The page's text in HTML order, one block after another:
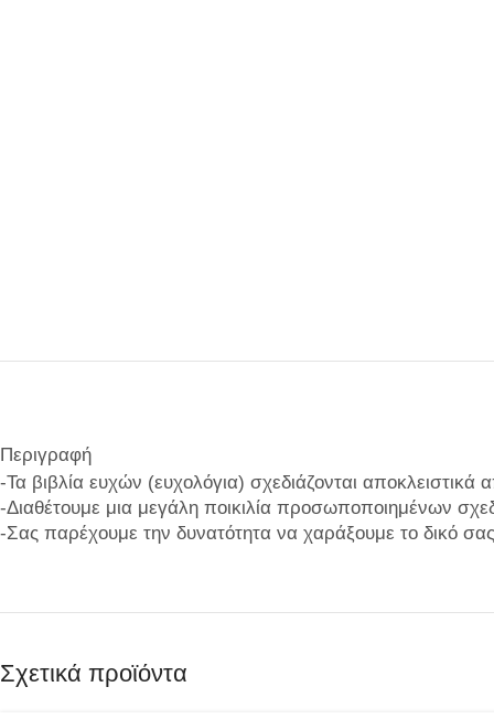
Περιγραφή
-Τα βιβλία ευχών (ευχολόγια) σχεδιάζονται
-Διαθέτουμε μια μεγάλη ποικιλία προσωποποιημένων
-Σας παρέχουμε την δυνατότητα να χαράξουμε το δικό
Σχετικά προϊόντα